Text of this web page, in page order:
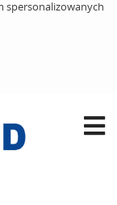
spersonalizowanych